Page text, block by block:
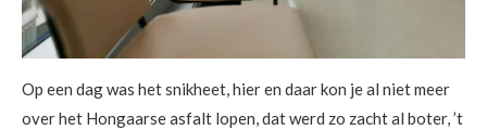
Op een dag was het snikheet, hier en daar kon je al niet meer
over het Hongaarse asfalt lopen, dat werd zo zacht al boter, ’t